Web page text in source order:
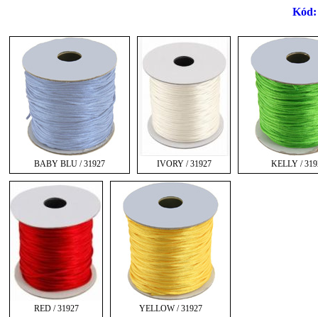
Kód:
BABY BLU / 31927 IVORY / 31927 KELLY /
RED / 31927 YELLOW / 31927